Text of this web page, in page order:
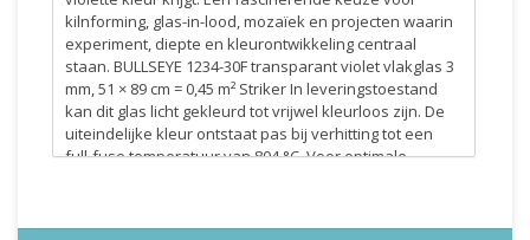
kilnforming, glas-in-lood, mozaïek en projecten waarin
experiment, diepte en kleurontwikkeling centraal
staan. BULLSEYE 1234-30F transparant violet vlakglas 3
mm, 51 × 89 cm = 0,45 m² Striker In leveringstoestand
kan dit glas licht gekleurd tot vrijwel kleurloos zijn. De
uiteindelijke kleur ontstaat pas bij verhitting tot een
full-fuse temperatuur van 804 °C. Voor optimale
glas-in-lood: informeer naar de eigenschappen van de